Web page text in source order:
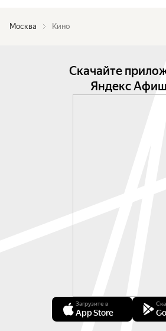
Москва Кино
Скачайте
Яндекс
Загрузите в
App Store